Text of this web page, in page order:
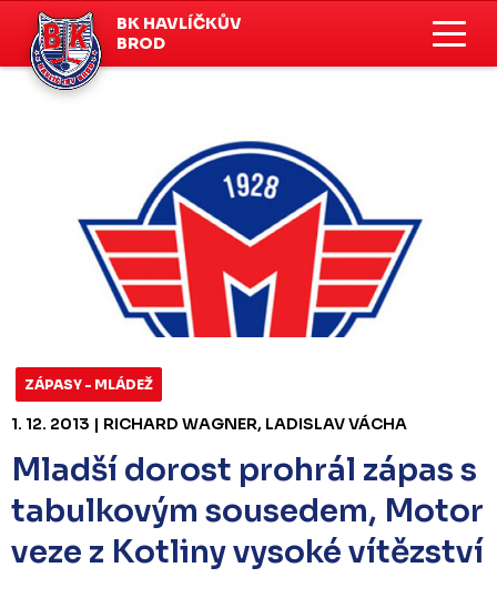
BK HAVLÍČKŮV
BROD
ZÁPASY - MLÁDEŽ
1. 12. 2013 | RICHARD WAGNER, LADISLAV VÁCHA
Mladší dorost prohrál zápas s
tabulkovým sousedem, Motor
veze z Kotliny vysoké vítězství